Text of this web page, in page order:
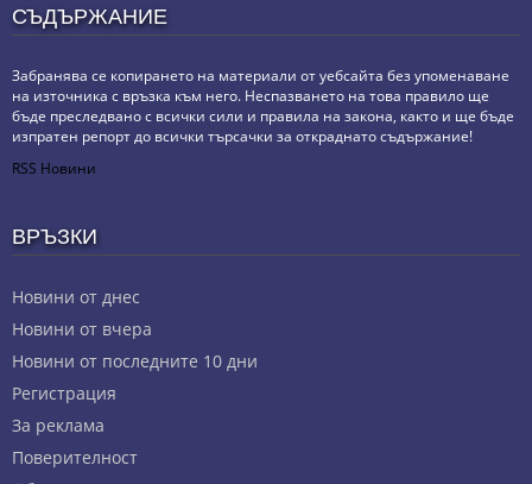
СЪДЪРЖАНИЕ
Забранява се копирането на материали от уебсайта без упоменаване
на източника с връзка към него. Неспазването на това правило ще
бъде преследвано с всички сили и правила на закона, както и ще бъде
изпратен репорт до всички търсачки за откраднато съдържание!
RSS Новини
ВРЪЗКИ
Новини от днес
Новини от вчера
Новини от последните 10 дни
Регистрация
За реклама
Πoвepитeлнocт